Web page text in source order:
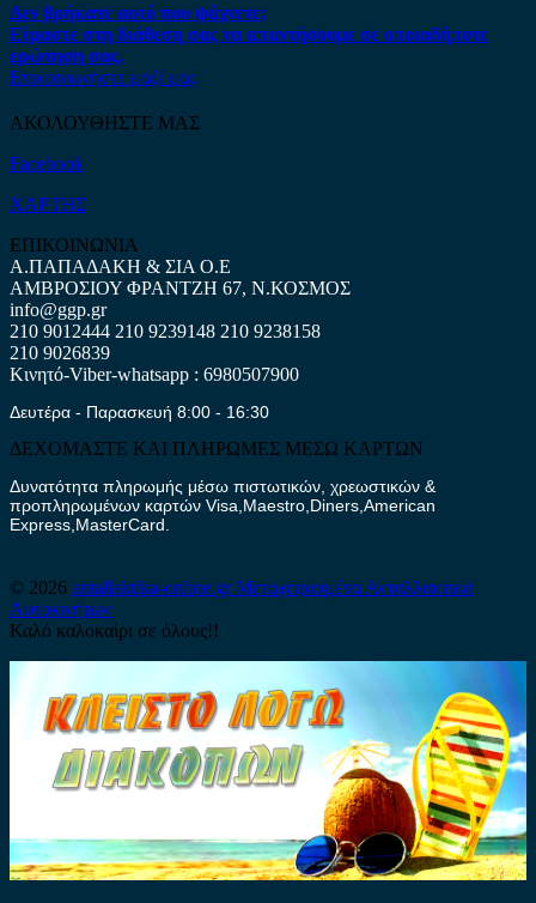
Δεν βρήκατε αυτό που ψάχνετε;
Είμαστε στη διάθεση σας να απαντήσουμε σε οποιαδήποτε
ερώτηση σας.
Επικοινωνήστε μαζί μας
ΑΚΟΛΟΥΘΗΣΤΕ ΜΑΣ
Facebook
ΧΑΡΤΗΣ
ΕΠΙΚΟΙΝΩΝΙΑ
Α.ΠΑΠΑΔΑΚΗ & ΣΙΑ Ο.Ε
ΑΜΒΡΟΣΙΟΥ ΦΡΑΝΤΖΗ 67, Ν.ΚΟΣΜΟΣ
info@ggp.gr
210 9012444 210 9239148 210 9238158
210 9026839
Κινητό-Viber-whatsapp : 6980507900
Δευτέρα - Παρασκευή 8:00 - 16:30
ΔΕΧΟΜΑΣΤΕ ΚΑΙ ΠΛΗΡΩΜΕΣ ΜΕΣΩ ΚΑΡΤΩΝ
Δυνατότητα πληρωμής μέσω πιστωτικών, χρεωστικών &
προπληρωμένων καρτών Visa,Maestro,Diners,American
Express,MasterCard.
© 2026 antallaktika-online.grΜεταχειρισμένα Ανταλλακτικά
Αυτοκινήτων
Καλό καλοκαίρι σε όλους!!